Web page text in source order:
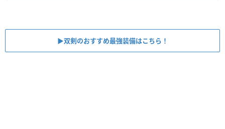
▶︎双剣のおすすめ最強装備はこちら！